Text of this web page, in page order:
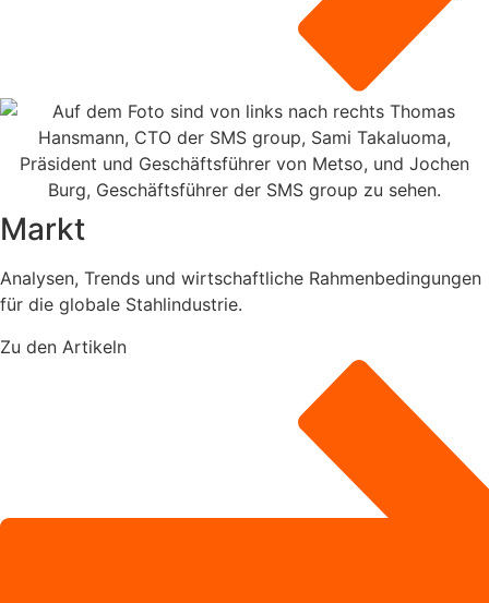
Markt
Analysen, Trends und wirtschaftliche Rahmenbedingungen
für die globale Stahlindustrie.
Zu den Artikeln